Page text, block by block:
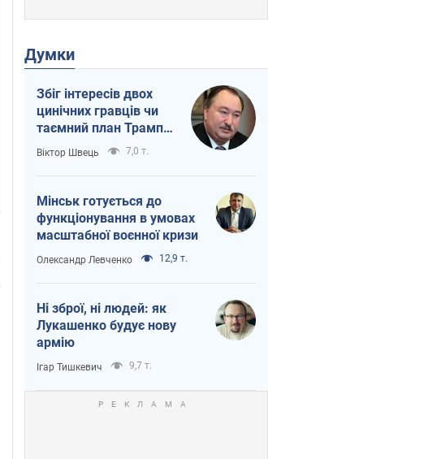
Думки
Збіг інтересів двох
цинічних гравців чи
таємний план Трампа
і Путіна?
Віктор Швець 7,0 т.
Мінськ готується до
функціонування в умовах
масштабної воєнної кризи
Олександр Левченко 12,9 т.
Ні зброї, ні людей: як
Лукашенко будує нову
армію
Ігар Тишкевич 9,7 т.